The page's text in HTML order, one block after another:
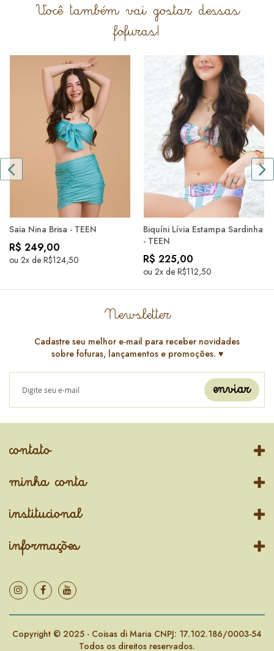
Você também vai gostar dessas
fofuras!
Saia Nina Brisa - TEEN
R$ 249,00
ou 2x de R$124,50
Biquíni Lívia Estampa Sardinha
- TEEN
R$ 225,00
ou 2x de R$112,50
Newsletter
Cadastre seu melhor e-mail para receber novidades
sobre fofuras, lançamentos e promoções. ♥️
enviar
contato
minha conta
institucional
informações
Copyright © 2025 - Coisas di Maria CNPJ: 17.102.186/0003-54
Todos os direitos reservados.